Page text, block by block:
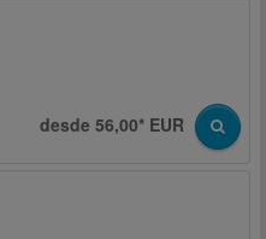
desde 56,00* EUR